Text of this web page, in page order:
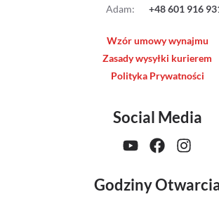
Adam: +48 601 916
Wzór umowy wynajmu
Zasady wysyłki kurierem
Polityka Prywatności
Social Media
Godziny